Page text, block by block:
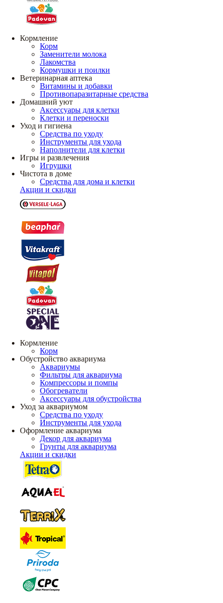
Кормление
Корм
Заменители молока
Лакомства
Кормушки и поилки
Ветеринарная аптека
Витамины и добавки
Противопаразитарные средства
Домашний уют
Аксессуары для клетки
Клетки и переноски
Уход и гигиена
Средства по уходу
Инструменты для ухода
Наполнители для клетки
Игры и развлечения
Игрушки
Чистота в доме
Средства для дома и клетки
Акции и скидки
Кормление
Корм
Обустройство аквариума
Аквариумы
Фильтры для аквариума
Компрессоры и помпы
Обогреватели
Аксессуары для обустройства
Уход за аквариумом
Средства по уходу
Инструменты для ухода
Оформление аквариума
Декор для аквариума
Грунты для аквариума
Акции и скидки